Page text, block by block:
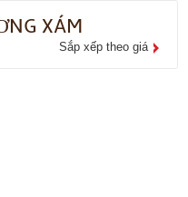
XÁM
Sắp xếp theo giá